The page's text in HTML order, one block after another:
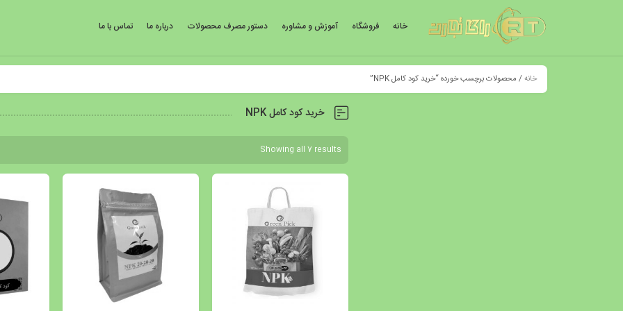
خانه فروشگاه آموزش و مشاوره دستور مصرف محصولات درباره ما تماس با ما
خانه/ محصولات برچسب خورده “خرید کود کامل NPK”
خرید کود کامل NPK
Showing all 7 results